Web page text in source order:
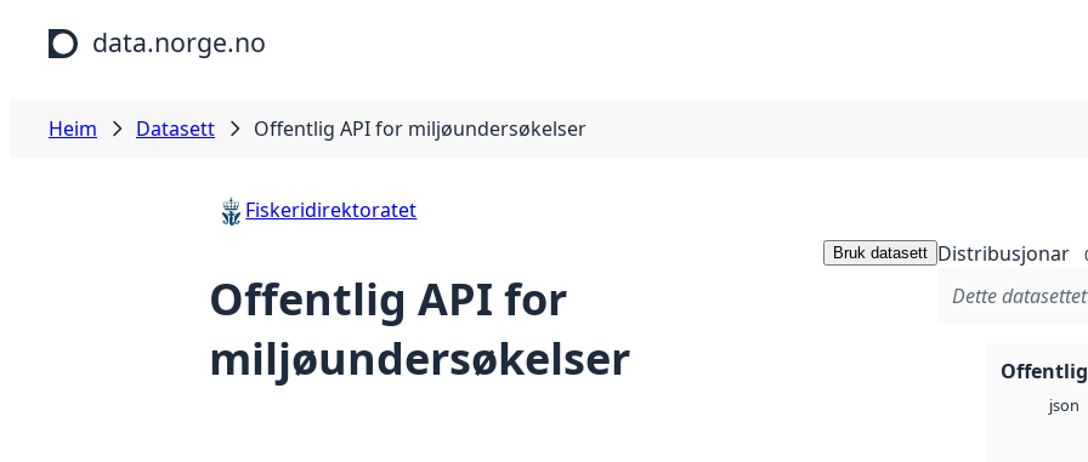
Hopp til hovudinnhald
data.norge.no
Heim Datasett Offentlig API for miljøundersøkelser
Fiskeridirektoratet
Offentlig API for
miljøundersøkelser
Bruk datasett Distribusjonar
Dette
json